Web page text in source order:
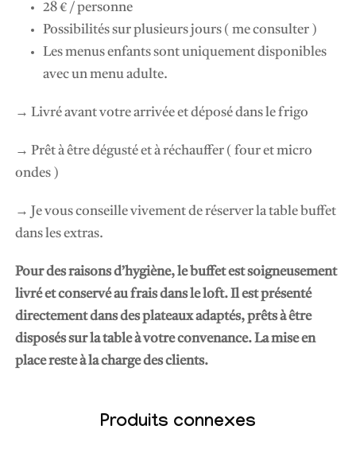
28 € / personne
Possibilités sur plusieurs jours ( me consulter )
Les menus enfants sont uniquement disponibles
avec un menu adulte.
→ Livré avant votre arrivée et déposé dans le frigo
→ Prêt à être dégusté et à réchauffer ( four et micro
ondes )
→
Je vous conseille vivement de réserver la table buffet
dans les extras.
Pour des raisons d’hygiène, le buffet est soigneusement
livré et conservé au frais dans le loft. Il est présenté
directement dans des plateaux adaptés, prêts à être
disposés sur la table à votre convenance. La mise en
place reste à la charge des clients.
Produits connexes